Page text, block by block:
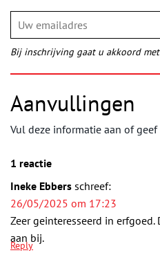
Bij inschrijving gaat u akkoord
Aanvullingen
Vul deze informatie aan of geef
1 reactie
Ineke Ebbers schreef:
26/05/2025 om 17:23
Zeer geinteresseerd in
aan bij.
Reply